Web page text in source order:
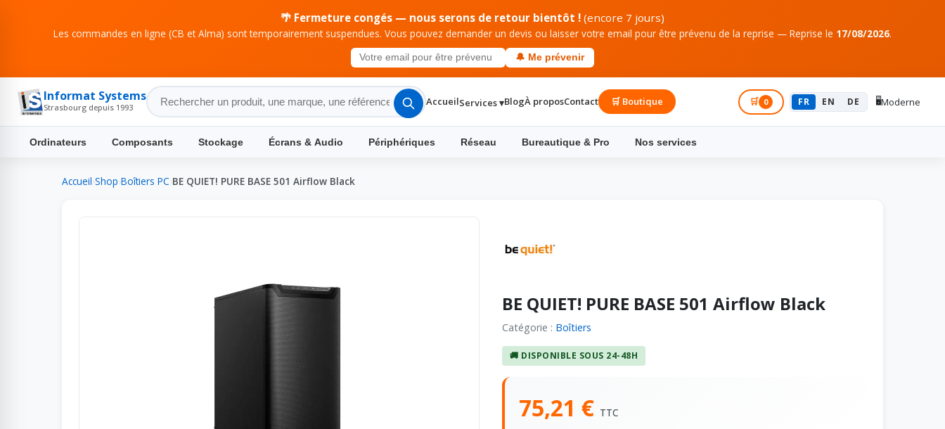
🌴 Fermeture congés — nous serons de retour bientôt ! (encore 7 jours)
Les commandes en ligne (CB et Alma) sont temporairement suspendues. Vous pouvez demander un devis ou laisser votre email pour être prévenu de la reprise — Reprise le 17/08/2026.
🔔 Me prévenir
Informat Systems
Strasbourg depuis 1993 AccueilServices ▾BlogÀ proposContact 🛒 Boutique 🛒 0 FR EN DE 🖥️Moderne
Ordinateurs Composants Stockage Écrans & Audio Périphériques Réseau Bureautique & Pro Nos services
Accueil Shop Boîtiers PC BE QUIET! PURE BASE 501 Airflow Black
BE QUIET! PURE BASE 501 Airflow Black
Catégorie : Boîtiers
🚚 DISPONIBLE SOUS 24-48H
75,21 € TTC